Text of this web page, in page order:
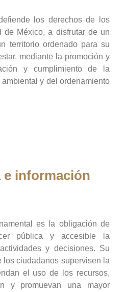
los derechos de los
de México, a disfrutar de un
territorio ordenado para su
mediante la promoción y
y cumplimiento de la
y del ordenamiento
e información
es la obligación de
pública y accesible la
y decisiones. Su
los ciudadanos supervisen la
el uso de los recursos,
y promuevan una mayor